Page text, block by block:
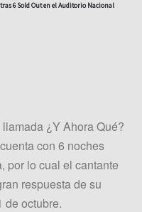
6 Sold Out en el Auditorio Nacional
¿Y Ahora Qué?
con 6 noches
por lo cual el cantante
respuesta de su
de octubre.